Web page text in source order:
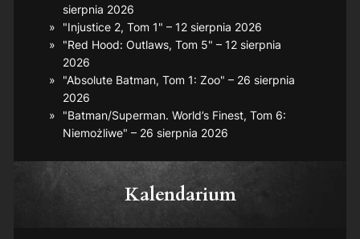
sierpnia 2026
"Injustice 2, Tom 1" – 12 sierpnia 2026
"Red Hood: Outlaws, Tom 5" – 12 sierpnia
2026
"Absolute Batman, Tom 1: Zoo" – 26 sierpnia
2026
"Batman/Superman. World’s Finest, Tom 6:
Niemożliwe" – 26 sierpnia 2026
Kalendarium